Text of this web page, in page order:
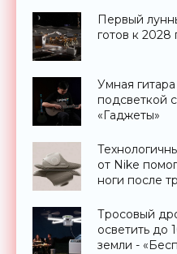
Первый
готов к 2028
Умная
подсветкой
«Гаджеты»
от Nike
ноги после
Тросовый
осветить до
земли -